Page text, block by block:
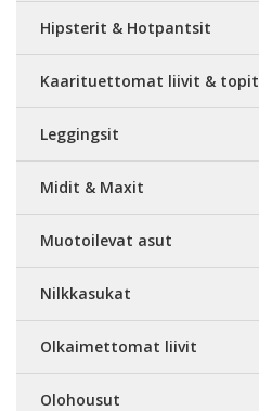
Hipsterit & Hotpantsit
Kaarituettomat liivit & topit
Leggingsit
Midit & Maxit
Muotoilevat asut
Nilkkasukat
Olkaimettomat liivit
Olohousut